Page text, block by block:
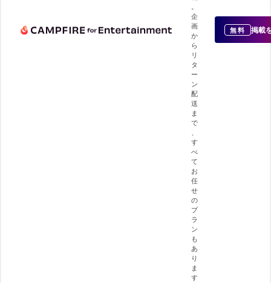
。
企
画
か
ら
リ
タ
ー
ン
配
送
ま
で
、
す
べ
て
お
任
せ
の
プ
ラ
ン
も
あ
り
ま
す
無料 掲載